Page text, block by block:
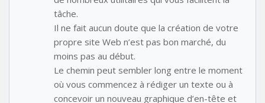
tâche.
Il ne fait aucun doute que la création de votre
propre site Web n’est pas bon marché, du
moins pas au début.
Le chemin peut sembler long entre le moment
où vous commencez à rédiger un texte ou à
concevoir un nouveau graphique d’en-tête et